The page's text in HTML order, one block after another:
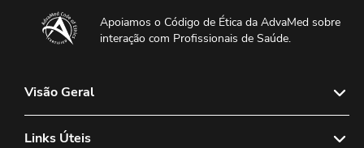
Apoiamos o Código de Ética da AdvaMed sobre
interação com Profissionais de Saúde.
Visão Geral
Sobre nós
Links Úteis